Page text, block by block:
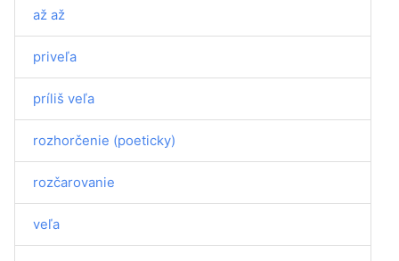
až až
priveľa
príliš veľa
rozhorčenie (poeticky)
rozčarovanie
veľa